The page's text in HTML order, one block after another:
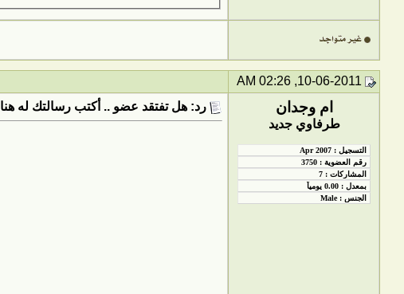
ام وجدان
طرفاوي جديد
رد: هل تفتقد عضو .. أكتب رسالتك له هنا